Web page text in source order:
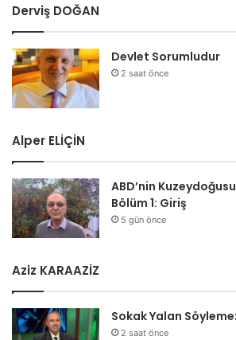
Derviş DOĞAN
Devlet Sorumludur
2 saat önce
Alper ELİÇİN
ABD’nin
Bölüm 1: Giriş
5 gün önce
Aziz KARAAZİZ
Sokak Yalan
2 saat önce